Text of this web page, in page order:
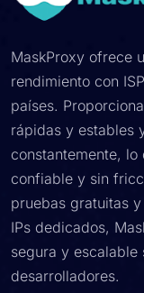
MaskProxy ofrece
rendimiento con
países.
rápidas y estables
constantemente,
confiable y sin
pruebas gratuitas
IPs dedicados,
segura y
desarrolladores.